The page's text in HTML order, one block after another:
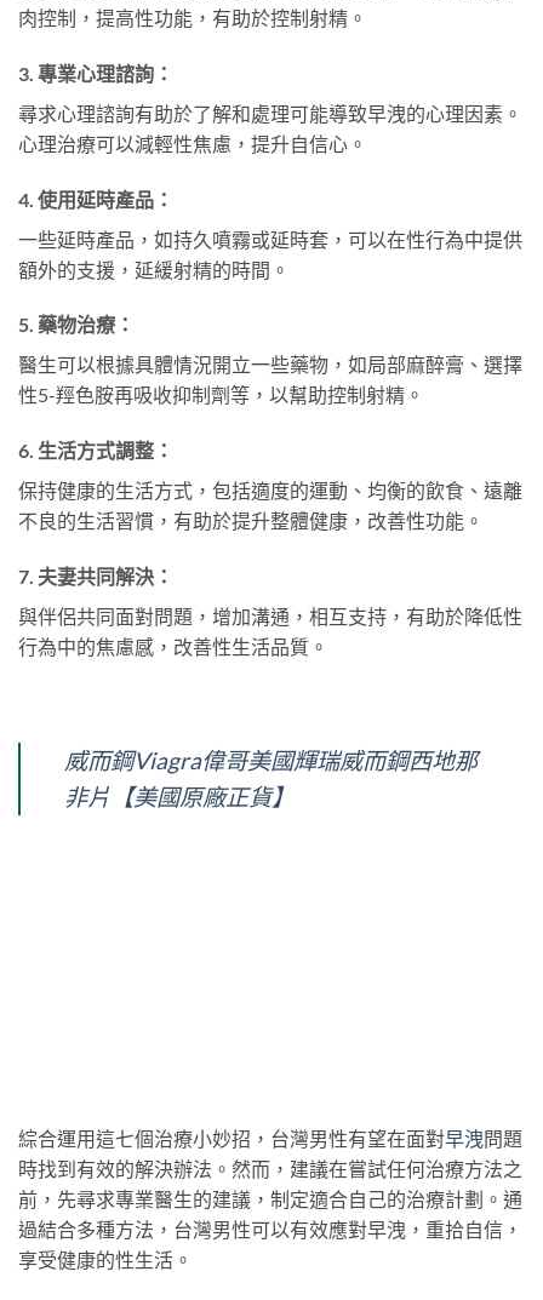
肉控制，提高性功能，有助於控制射精。
3. 專業心理諮詢：
尋求心理諮詢有助於了解和處理可能導致早洩的心理因素。
心理治療可以減輕性焦慮，提升自信心。
4. 使用延時產品：
一些延時產品，如持久噴霧或延時套，可以在性行為中提供
額外的支援，延緩射精的時間。
5. 藥物治療：
醫生可以根據具體情況開立一些藥物，如局部麻醉膏、選擇
性5-羥色胺再吸收抑制劑等，以幫助控制射精。
6. 生活方式調整：
保持健康的生活方式，包括適度的運動、均衡的飲食、遠離
不良的生活習慣，有助於提升整體健康，改善性功能。
7. 夫妻共同解決：
與伴侶共同面對問題，增加溝通，相互支持，有助於降低性
行為中的焦慮感，改善性生活品質。
威而鋼Viagra偉哥美國輝瑞威而鋼西地那
非片【美國原廠正貨】
綜合運用這七個治療小妙招，台灣男性有望在面對早洩問題
時找到有效的解決辦法。然而，建議在嘗試任何治療方法之
前，先尋求專業醫生的建議，制定適合自己的治療計劃。通
過結合多種方法，台灣男性可以有效應對早洩，重拾自信，
享受健康的性生活。